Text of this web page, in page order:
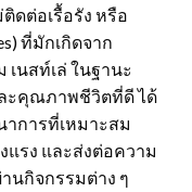
ดต่อเรื้อรัง หรือ
ที่มักเกิดจาก
นสท์เล่ ในฐานะ
ะคุณภาพชีวิตที่ดี ได้
การที่เหมาะสม
รง และส่งต่อความ
กิจกรรมต่าง ๆ